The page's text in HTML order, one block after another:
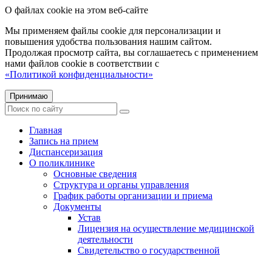
О файлах cookie на этом веб-сайте
Мы применяем файлы cookie для персонализации и
повышения удобства пользования нашим сайтом.
Продолжая просмотр сайта, вы соглашаетесь с применением
нами файлов cookie в соответствии с
«Политикой конфиденциальности»
Принимаю
Главная
Запись на прием
Диспансеризация
О поликлинике
Основные сведения
Структура и органы управления
График работы организации и приема
Документы
Устав
Лицензия на осуществление медицинской
деятельности
Свидетельство о государственной